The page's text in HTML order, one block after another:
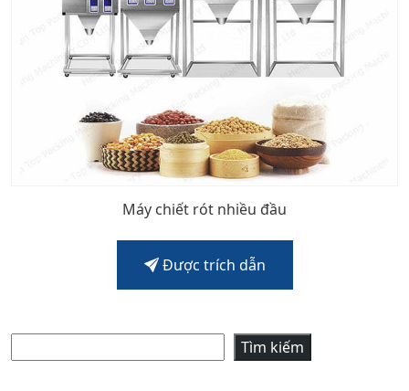
Máy chiết rót nhiều đầu
Được trích dẫn
Tìm kiếm